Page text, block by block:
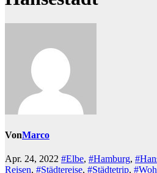
VonMarco
Apr. 24, 2022 #Elbe, #Hamburg,
Reisen, #Städtereise, #Städtetrip,